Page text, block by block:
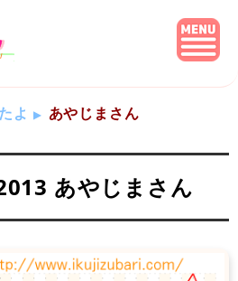
よ あやじまさん
あやじまさん